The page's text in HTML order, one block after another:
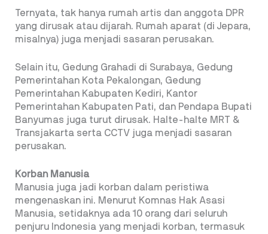
Ternyata, tak hanya rumah artis dan anggota DPR
yang dirusak atau dijarah. Rumah aparat (di Jepara,
misalnya) juga menjadi sasaran perusakan.
Selain itu, Gedung Grahadi di Surabaya, Gedung
Pemerintahan Kota Pekalongan, Gedung
Pemerintahan Kabupaten Kediri, Kantor
Pemerintahan Kabupaten Pati, dan Pendapa Bupati
Banyumas juga turut dirusak. Halte-halte MRT &
Transjakarta serta CCTV juga menjadi sasaran
perusakan.
Korban Manusia
Manusia juga jadi korban dalam peristiwa
mengenaskan ini. Menurut Komnas Hak Asasi
Manusia, setidaknya ada 10 orang dari seluruh
penjuru Indonesia yang menjadi korban, termasuk